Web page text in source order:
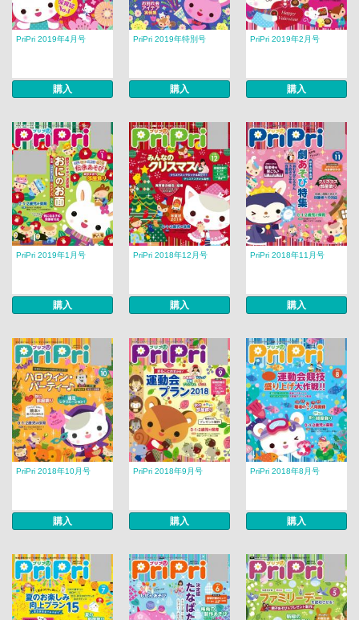
PriPri 2019年4月号
購入
PriPri 2019年特別号
購入
PriPri 2019年2月号
購入
PriPri 2019年1月号
購入
PriPri 2018年12月号
購入
PriPri 2018年11月号
購入
PriPri 2018年10月号
購入
PriPri 2018年9月号
購入
PriPri 2018年8月号
購入